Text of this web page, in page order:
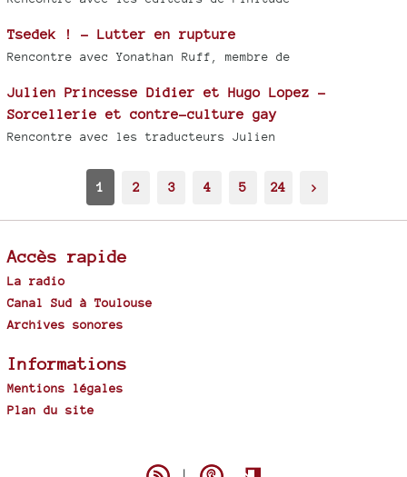
Tsedek ! - Lutter en rupture
Rencontre avec Yonathan Ruff, membre de
Julien Princesse Didier et Hugo Lopez -
Sorcellerie et contre-culture gay
Rencontre avec les traducteurs Julien
1 2 3 4 5 24 >
Accès rapide
La radio
Canal Sud à Toulouse
Archives sonores
Informations
Mentions légales
Plan du site